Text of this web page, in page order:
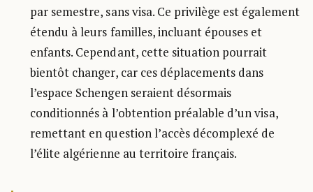
par semestre, sans visa. Ce privilège est également
étendu à leurs familles, incluant épouses et
enfants. Cependant, cette situation pourrait
bientôt changer, car ces déplacements dans
l’espace Schengen seraient désormais
conditionnés à l’obtention préalable d’un visa,
remettant en question l’accès décomplexé de
l’élite algérienne au territoire français.